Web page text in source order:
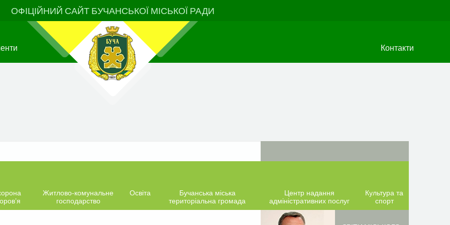
ОФІЦІЙНИЙ САЙТ БУЧАНСЬКОЇ МІСЬКОЇ РАДИ
Контакти
Житлово-комунальне
господарство
Освіта
Бучанська міська
територіальна громада
Центр надання
адміністративних послуг
Культура та
спорт